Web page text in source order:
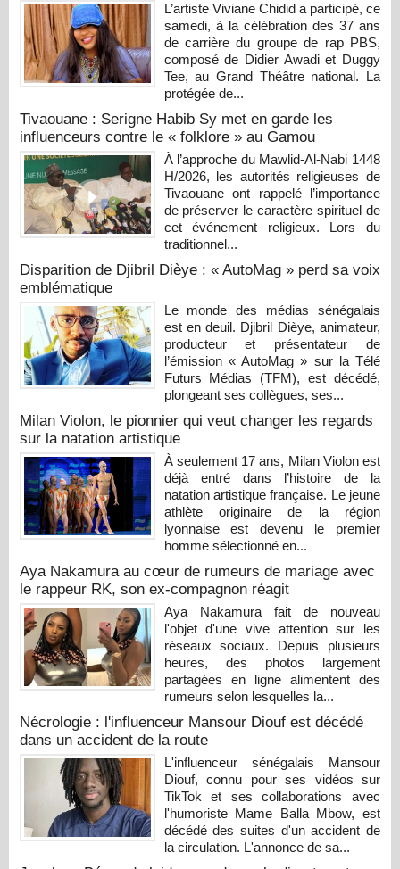
L’artiste Viviane Chidid a participé, ce
samedi, à la célébration des 37 ans
de carrière du groupe de rap PBS,
composé de Didier Awadi et Duggy
Tee, au Grand Théâtre national. La
protégée de...
Tivaouane : Serigne Habib Sy met en garde les
influenceurs contre le « folklore » au Gamou
À l’approche du Mawlid-Al-Nabi 1448
H/2026, les autorités religieuses de
Tivaouane ont rappelé l’importance
de préserver le caractère spirituel de
cet événement religieux. Lors du
traditionnel...
Disparition de Djibril Dièye : « AutoMag » perd sa voix
emblématique
Le monde des médias sénégalais
est en deuil. Djibril Dièye, animateur,
producteur et présentateur de
l’émission « AutoMag » sur la Télé
Futurs Médias (TFM), est décédé,
plongeant ses collègues, ses...
Milan Violon, le pionnier qui veut changer les regards
sur la natation artistique
À seulement 17 ans, Milan Violon est
déjà entré dans l’histoire de la
natation artistique française. Le jeune
athlète originaire de la région
lyonnaise est devenu le premier
homme sélectionné en...
Aya Nakamura au cœur de rumeurs de mariage avec
le rappeur RK, son ex-compagnon réagit
Aya Nakamura fait de nouveau
l'objet d'une vive attention sur les
réseaux sociaux. Depuis plusieurs
heures, des photos largement
partagées en ligne alimentent des
rumeurs selon lesquelles la...
Nécrologie : l'influenceur Mansour Diouf est décédé
dans un accident de la route
L'influenceur sénégalais Mansour
Diouf, connu pour ses vidéos sur
TikTok et ses collaborations avec
l'humoriste Mame Balla Mbow, est
décédé des suites d'un accident de
la circulation. L'annonce de sa...